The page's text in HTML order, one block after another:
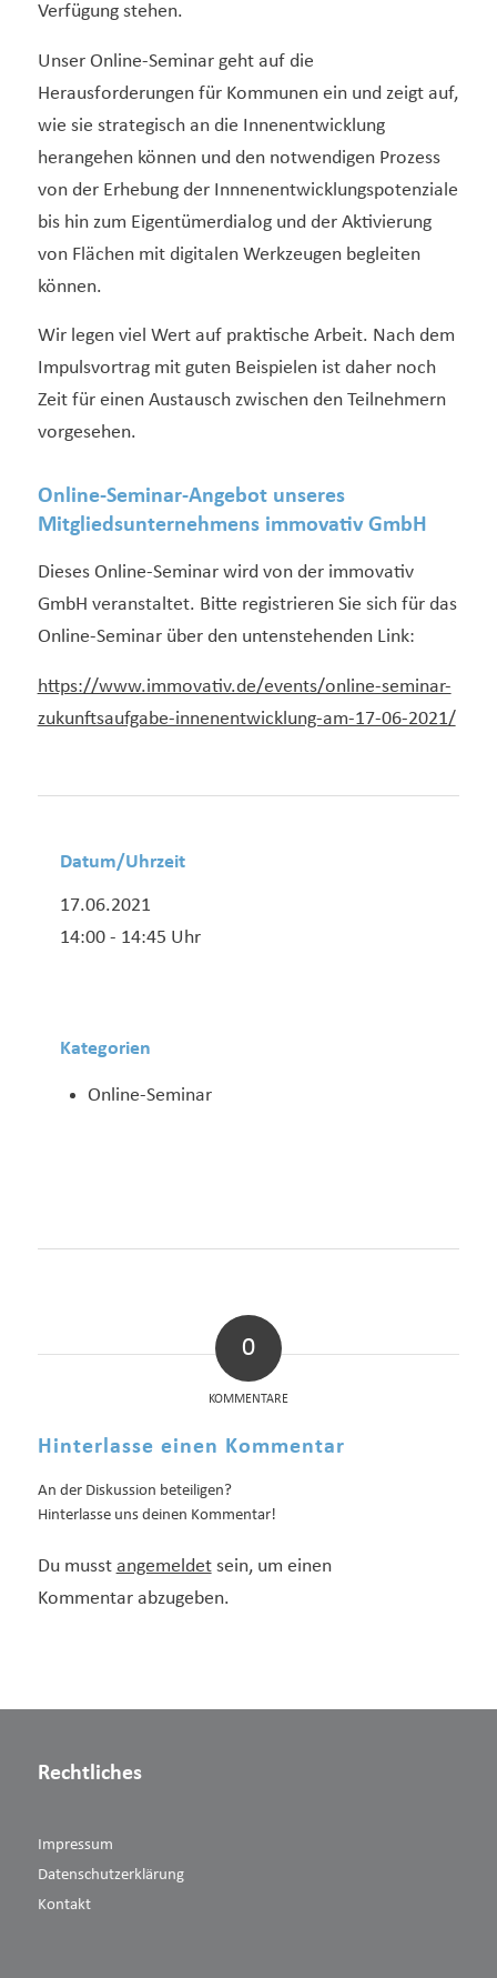
Verfügung stehen.
Unser Online-Seminar geht auf die
Herausforderungen für Kommunen ein und zeigt auf,
wie sie strategisch an die Innenentwicklung
herangehen können und den notwendigen Prozess
von der Erhebung der Innnenentwicklungspotenziale
bis hin zum Eigentümerdialog und der Aktivierung
von Flächen mit digitalen Werkzeugen begleiten
können.
Wir legen viel Wert auf praktische Arbeit. Nach dem
Impulsvortrag mit guten Beispielen ist daher noch
Zeit für einen Austausch zwischen den Teilnehmern
vorgesehen.
Online-Seminar-Angebot unseres
Mitgliedsunternehmens immovativ GmbH
Dieses Online-Seminar wird von der immovativ
GmbH veranstaltet. Bitte registrieren Sie sich für das
Online-Seminar über den untenstehenden Link:
https://www.immovativ.de/events/online-seminar-
zukunftsaufgabe-innenentwicklung-am-17-06-2021/
Datum/Uhrzeit
17.06.2021
14:00 - 14:45 Uhr
Kategorien
Online-Seminar
0
KOMMENTARE
Hinterlasse einen Kommentar
An der Diskussion beteiligen?
Hinterlasse uns deinen Kommentar!
Du musst angemeldetsein, um einen
Kommentar abzugeben.
Rechtliches
Impressum
Datenschutzerklärung
Kontakt